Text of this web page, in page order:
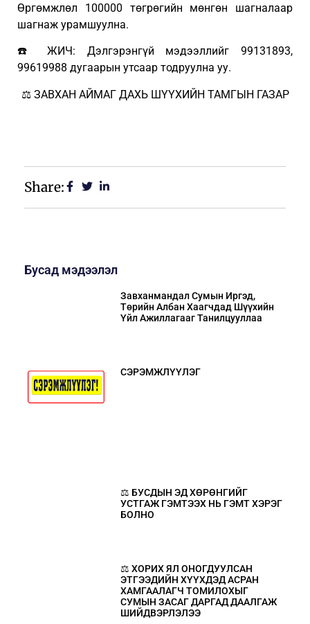
Өргөмжлөл 100000 төгрөгийн мөнгөн шагналаар
шагнаж урамшуулна.
☎️ ЖИЧ: Дэлгэрэнгүй мэдээллийг 99131893,
99619988 дугаарын утсаар тодруулна уу.
⚖️ ЗАВХАН АЙМАГ ДАХЬ ШҮҮХИЙН ТАМГЫН ГАЗАР
Share:
Бусад мэдээлэл
Завханмандал Сумын Иргэд,
Төрийн Албан Хаагчдад Шүүхийн
Үйл Ажиллагааг Танилцууллаа
СЭРЭМЖЛҮҮЛЭГ
⚖️ БУСДЫН ЭД ХӨРӨНГИЙГ
УСТГАЖ ГЭМТЭЭХ НЬ ГЭМТ ХЭРЭГ
БОЛНО
⚖️ ХОРИХ ЯЛ ОНОГДУУЛСАН
ЭТГЭЭДИЙН ХҮҮХДЭД АСРАН
ХАМГААЛАГЧ ТОМИЛОХЫГ
СУМЫН ЗАСАГ ДАРГАД ДААЛГАЖ
ШИЙДВЭРЛЭЛЭЭ